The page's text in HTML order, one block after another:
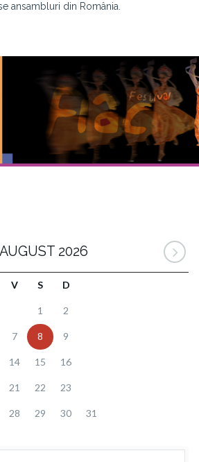
ansambluri din România.
AUGUST 2026
V S D
1 2
7 8 9
14 15 16
21 22 23
28 29 30 31